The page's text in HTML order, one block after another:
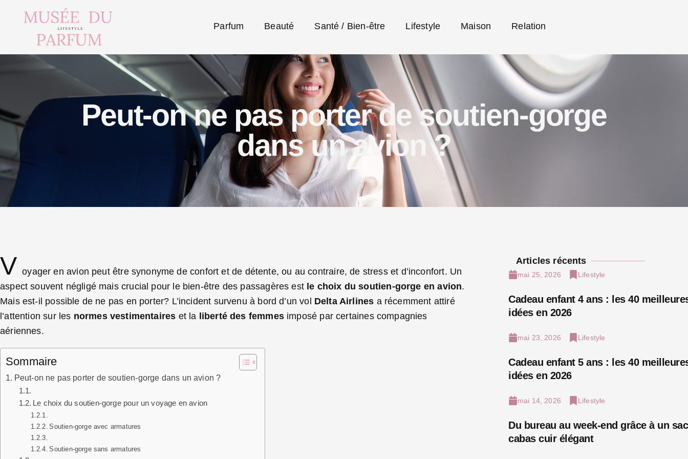
Parfum Beauté Santé / Bien-être Lifestyle Maison Relation
Peut-on ne pas porter de soutien-gorge
dans un avion ?
V oyager en avion peut être synonyme de confort et de détente, ou au contraire, de stress et d’inconfort. Un
aspect souvent négligé mais crucial pour le bien-être des passagères est le choix du soutien-gorge en avion.
Mais est-il possible de ne pas en porter? L’incident survenu à bord d’un vol Delta Airlines a récemment attiré
l’attention sur les normes vestimentaires et la liberté des femmesimposé par certaines compagnies
aériennes.
Sommaire
Peut-on ne pas porter de soutien-gorge dans un avion ?
Le choix du soutien-gorge pour un voyage en avion
Soutien-gorge avec armatures
Soutien-gorge sans armatures
Articles récents
mai 25, 2026 Lifestyle
Cadeau enfant 4 ans : les 40
idées en 2026
mai 23, 2026 Lifestyle
Cadeau enfant 5 ans : les 40
idées en 2026
mai 14, 2026 Lifestyle
Du bureau au week-end grâce à un sac
cabas cuir élégant